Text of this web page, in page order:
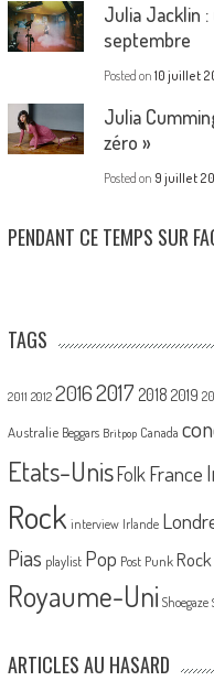
Julia Jacklin
septembre
Posted on 10 juillet
Julia
zéro »
Posted on 9 juillet
PENDANT CE TEMPS SUR
TAGS
2011 2012 20162017 2018 2019
Australie Beggars Britpop Canada
Etats-UnisFolk France
Rock interview Irlande
Pias playlist Pop Post Punk Rock
Royaume-Uni Shoegaze
ARTICLES AU HASARD